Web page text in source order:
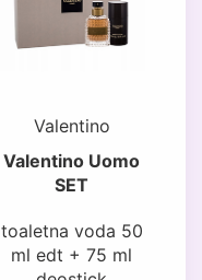
Valentino
Valentino Uomo
SET
toaletna voda 50
ml edt + 75 ml